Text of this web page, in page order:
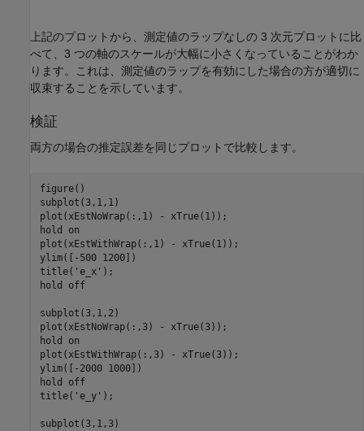
上記のプロットから、測定値のラップなしの 3 次元プロットに比
べて、3 つの軸のスケールが大幅に小さくなっていることがわか
ります。これは、測定値のラップを有効にした場合の方が適切に
収束することを示しています。
検証
両方の場合の推定誤差を同じプロットで比較します。
figure()
subplot(3,1,1)
plot(xEstNoWrap(:,1) - xTrue(1));
hold
on
plot(xEstWithWrap(:,1) - xTrue(1));
ylim([-500 1200])
title( 'e_x' );
hold
off
subplot(3,1,2)
plot(xEstNoWrap(:,3) - xTrue(3));
hold
on
plot(xEstWithWrap(:,3) - xTrue(3));
ylim([-2000 1000])
hold
off
title( 'e_y' );
subplot(3,1,3)